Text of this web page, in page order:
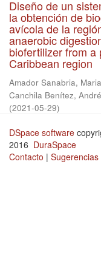
Diseño de un
la obtención de
avícola de la
anaerobic
biofertilizer from a
Caribbean region
Amador Sanabria,
Canchila Benítez,
(2021-05-29)
DSpace software
2016 DuraSpace
Contacto | Sugerencias